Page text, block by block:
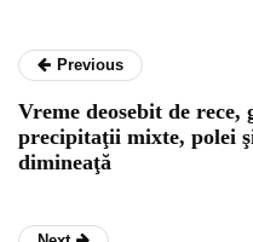
Previous
Vreme deosebit de rece,
precipitaţii mixte, polei
dimineaţă